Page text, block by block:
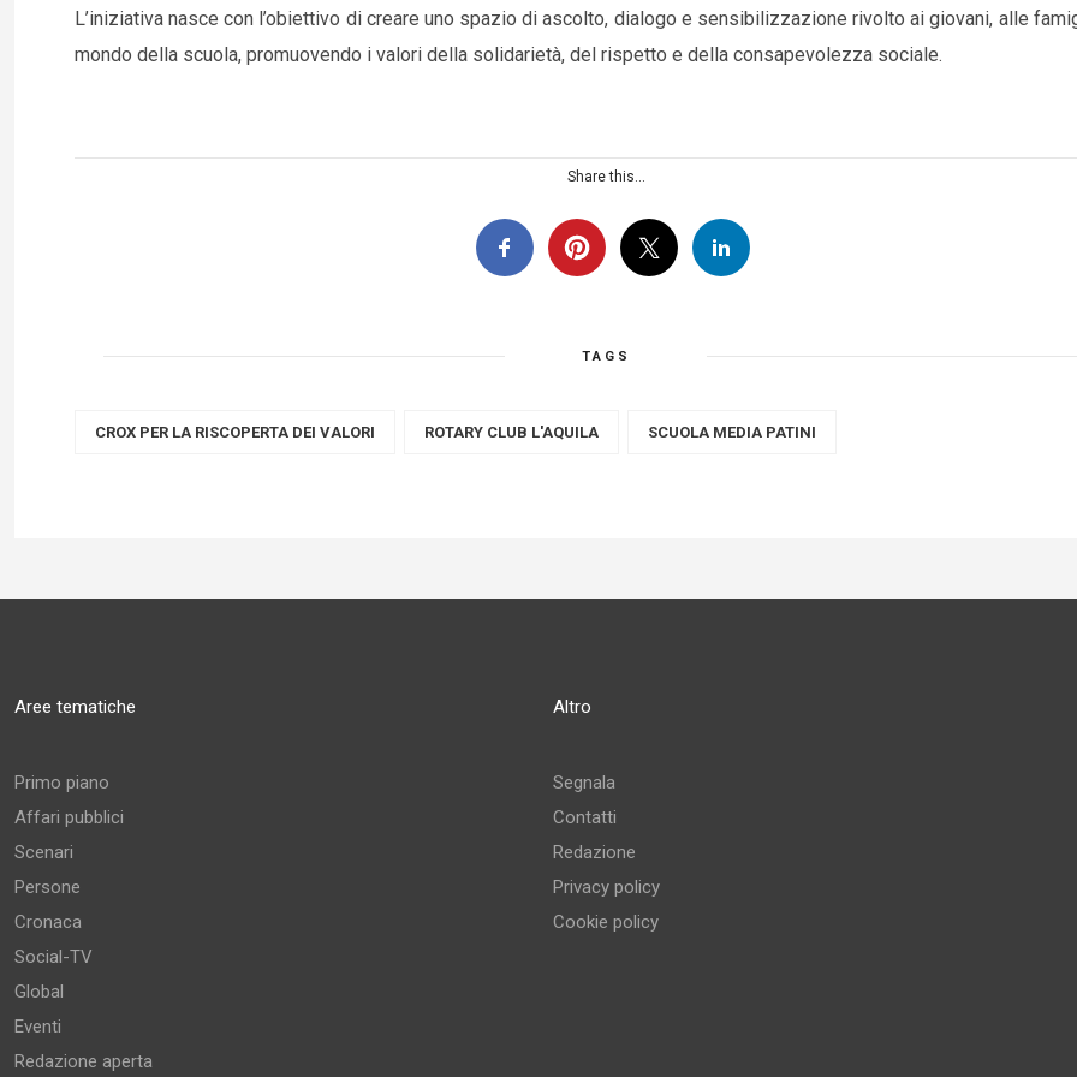
L’iniziativa nasce con l’obiettivo di creare uno spazio di ascolto, dialogo e sensibilizzazione rivolto ai giovani, alle
mondo della scuola, promuovendo i valori della solidarietà, del rispetto e della consapevolezza sociale.
Share this...
TAGS
CROX PER LA RISCOPERTA DEI VALORI ROTARY CLUB L'AQUILA SCUOLA MEDIA PATINI
Aree tematiche
Primo piano
Affari pubblici
Scenari
Persone
Cronaca
Social-TV
Global
Eventi
Redazione aperta
Altro
Segnala
Contatti
Redazione
Privacy policy
Cookie policy